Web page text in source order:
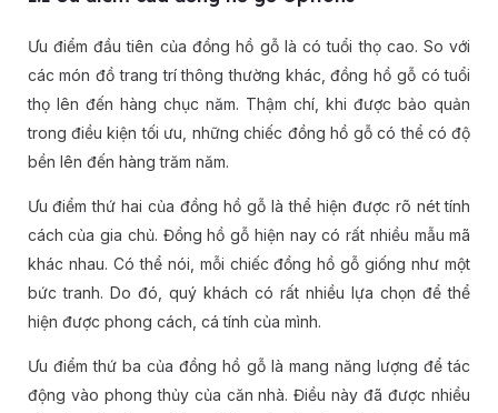
Ưu điểm đầu tiên của đồng hồ gỗ là có tuổi thọ cao. So với
các món đồ trang trí thông thường khác, đồng hồ gỗ có tuổi
thọ lên đến hàng chục năm. Thậm chí, khi được bảo quản
trong điều kiện tối ưu, những chiếc đồng hồ gỗ có thể có độ
bền lên đến hàng trăm năm.
Ưu điểm thứ hai của đồng hồ gỗ là thể hiện được rõ nét tính
cách của gia chủ. Đồng hồ gỗ hiện nay có rất nhiều mẫu mã
khác nhau. Có thể nói, mỗi chiếc đồng hồ gỗ giống như một
bức tranh. Do đó, quý khách có rất nhiều lựa chọn để thể
hiện được phong cách, cá tính của mình.
Ưu điểm thứ ba của đồng hồ gỗ là mang năng lượng để tác
động vào phong thủy của căn nhà. Điều này đã được nhiều